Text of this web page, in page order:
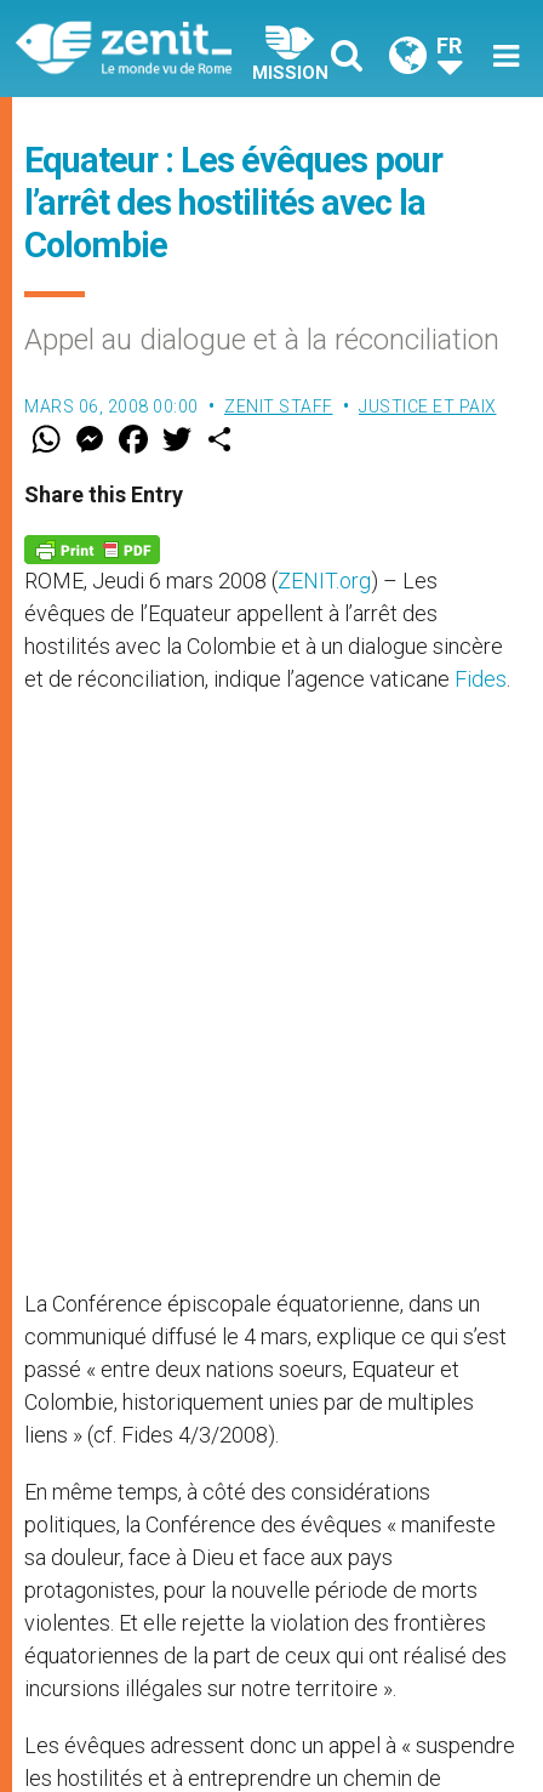
MISSION
FR
Equateur : Les évêques pour
l’arrêt des hostilités avec la
Colombie
Appel au dialogue et à la réconciliation
MARS 06, 2008 00:00 ZENIT STAFF JUSTICE ET PAIX
W
t
s
p
p
M
e
s
e
g
e
r
F
a
e
b
o
k
w
Share this Entry
ROME, Jeudi 6 mars 2008 (ZENIT.org) – Les
évêques de l’Equateur appellent à l’arrêt des
hostilités avec la Colombie et à un dialogue sincère
et de réconciliation, indique l’agence vaticane Fides
La Conférence épiscopale équatorienne, dans un
communiqué diffusé le 4 mars, explique ce qui s’est
passé « entre deux nations soeurs, Equateur et
Colombie, historiquement unies par de multiples
liens » (cf. Fides 4/3/2008).
En même temps, à côté des considérations
politiques, la Conférence des évêques « manifeste
sa douleur, face à Dieu et face aux pays
protagonistes, pour la nouvelle période de morts
violentes. Et elle rejette la violation des frontières
équatoriennes de la part de ceux qui ont réalisé des
incursions illégales sur notre territoire ».
Les évêques adressent donc un appel à « suspendre
les hostilités et à entreprendre un chemin de